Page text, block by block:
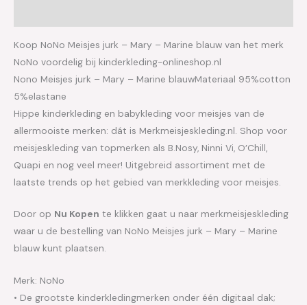
Koop NoNo Meisjes jurk – Mary – Marine blauw van het merk
NoNo voordelig bij kinderkleding-onlineshop.nl
Nono Meisjes jurk – Mary – Marine blauwMateriaal 95%cotton
5%elastane
Hippe kinderkleding en babykleding voor meisjes van de
allermooiste merken: dát is Merkmeisjeskleding.nl. Shop voor
meisjeskleding van topmerken als B.Nosy, Ninni Vi, O’Chill,
Quapi en nog veel meer! Uitgebreid assortiment met de
laatste trends op het gebied van merkkleding voor meisjes.
Door op Nu Kopen te klikken gaat u naar merkmeisjeskleding
waar u de bestelling van NoNo Meisjes jurk – Mary – Marine
blauw kunt plaatsen.
Merk: NoNo
• De grootste kinderkledingmerken onder één digitaal dak;